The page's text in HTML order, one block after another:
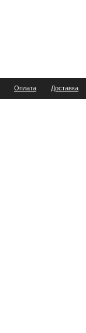
Оплата Доставка